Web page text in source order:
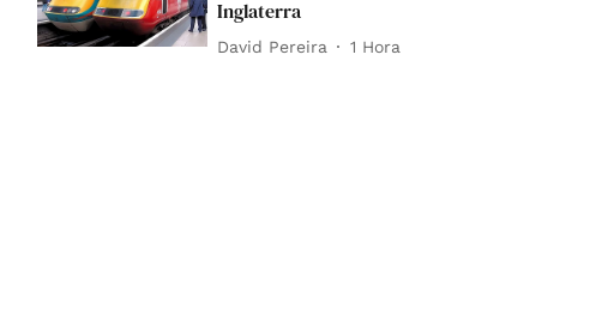
Inglaterra
David Pereira 1 Hora